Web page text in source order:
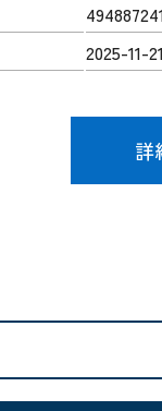
2025-11-21
詳